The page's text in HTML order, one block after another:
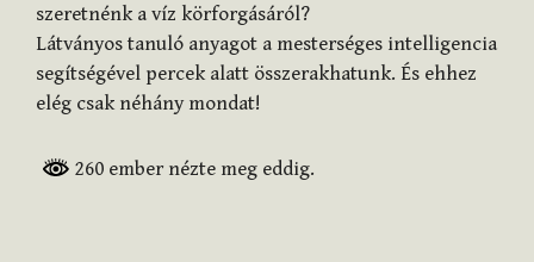
szeretnénk a víz körforgásáról?
Látványos tanuló anyagot a mesterséges intelligencia
segítségével percek alatt összerakhatunk. És ehhez
elég csak néhány mondat!
260 ember nézte meg eddig.